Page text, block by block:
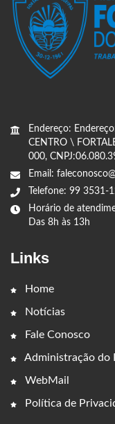
Endereço:
CENTRO \
000,
Email:
Telefone: 99 3531-
Horário de
Das 8h às 13h
Links
Home
Notícias
Fale Conosco
Administração do
WebMail
Política de